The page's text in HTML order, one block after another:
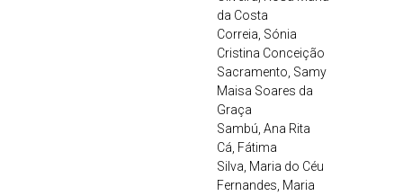
da Costa
Correia, Sónia
Cristina Conceição
Sacramento, Samy
Maisa Soares da
Graça
Sambú, Ana Rita
Cá, Fátima
Silva, Maria do Céu
Fernandes, Maria